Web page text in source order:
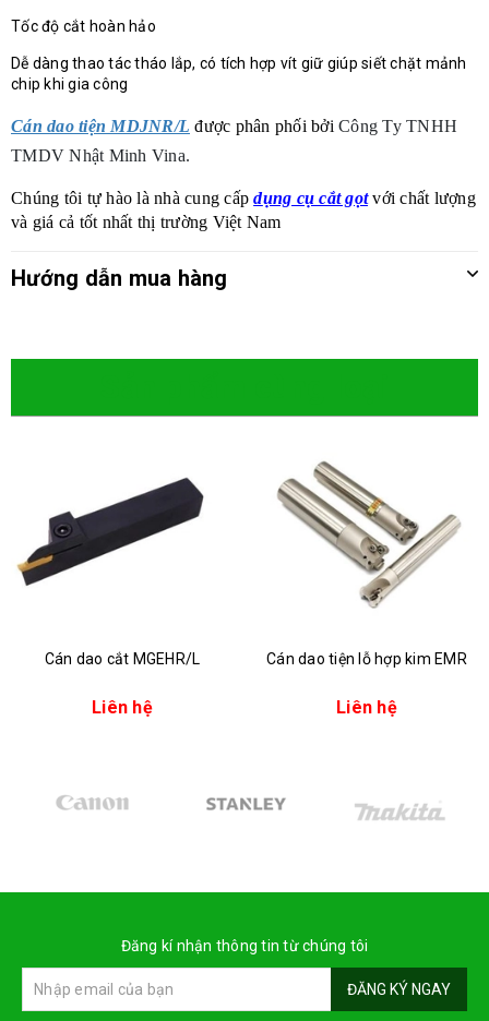
Tốc độ cắt hoàn hảo
Dễ dàng thao tác tháo lắp, có tích hợp vít giữ giúp siết chặt mảnh
chip khi gia công
Cán dao tiện MDJNR/L được phân phối bởi Công Ty TNHH
TMDV Nhật Minh Vina.
Chúng tôi tự hào là nhà cung cấpdụng cụ cắt gọt với chất lượng
và giá cả tốt nhất thị trường Việt Nam
Hướng dẫn mua hàng
Cán dao cắt MGEHR/L
Liên hệ
Cán dao tiện lỗ hợp kim EMR
Liên hệ
Đăng kí nhận thông tin từ chúng tôi
ĐĂNG KÝ NGAY